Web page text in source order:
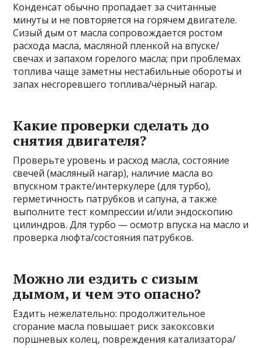
Конденсат обычно пропадает за считанные
минуты и не повторяется на горячем двигателе.
Сизый дым от масла сопровождается ростом
расхода масла, масляной пленкой на впуске/
свечах и запахом горелого масла; при проблемах
топлива чаще заметны нестабильные обороты и
запах несгоревшего топлива/чёрный нагар.
Какие проверки сделать до
снятия двигателя?
Проверьте уровень и расход масла, состояние
свечей (масляный нагар), наличие масла во
впускном тракте/интеркулере (для турбо),
герметичность патрубков и сапуна, а также
выполните тест компрессии и/или эндоскопию
цилиндров. Для турбо — осмотр впуска на масло и
проверка люфта/состояния патрубков.
Можно ли ездить с сизым
дымом, и чем это опасно?
Ездить нежелательно: продолжительное
сгорание масла повышает риск закоксовки
поршневых колец, повреждения катализатора/